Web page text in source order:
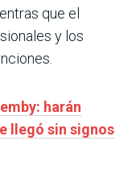
que el
y los
harán
llegó sin signos